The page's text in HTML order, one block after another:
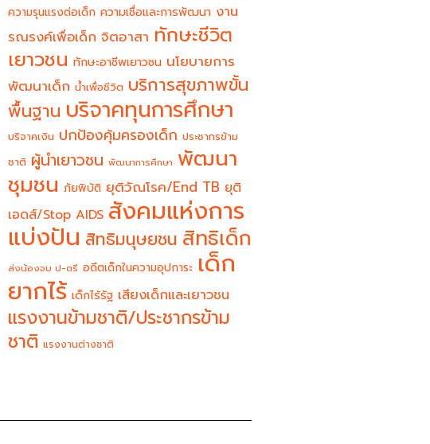
ความรุนแรงต่อเด็ก ความเชื่อและการพัฒนา งาน
รณรงค์เพื่อเด็ก จิตอาสา ทักษะชีวิต
เยาวชน ทักษะอาชีพเยาวชน นโยบายการ
พัฒนาเด็ก น้ำเพื่อชีวิต บริการสุขภาพขั้น
พื้นฐาน บริจาคทุนการศึกษา
บริจาคเงิน ปกป้องคุ้มครองเด็ก ประชากรข้าม
ชาติ ผู้นำเยาวชน พัฒนาการศึกษา พัฒนา
ชุมชน ภัยพิบัติ ยุติวัณโรค/End TB ยุติ
เอดส์/Stop AIDS สังคมแห่งการ
แบ่งปัน สิทธิมนุษยชน สิทธิเด็ก
ส่งน้องจบ ป-ตรี อดีตเด็กในความอุปการะ เด็ก
ยากไร้ เด็กไร้รัฐ เสียงเด็กและเยาวชน
แรงงานข้ามชาติ/ประชากรข้าม
ชาติ แรงงานต่างชาติ